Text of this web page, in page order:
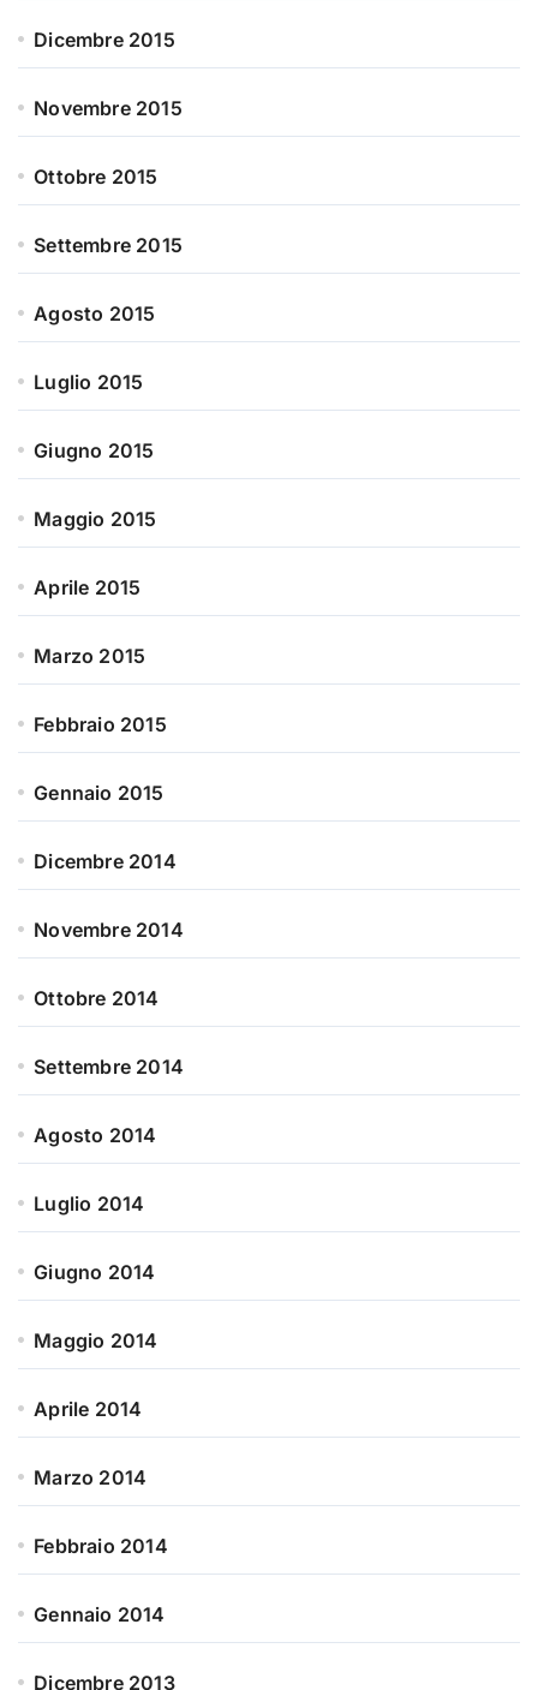
Dicembre 2015
Novembre 2015
Ottobre 2015
Settembre 2015
Agosto 2015
Luglio 2015
Giugno 2015
Maggio 2015
Aprile 2015
Marzo 2015
Febbraio 2015
Gennaio 2015
Dicembre 2014
Novembre 2014
Ottobre 2014
Settembre 2014
Agosto 2014
Luglio 2014
Giugno 2014
Maggio 2014
Aprile 2014
Marzo 2014
Febbraio 2014
Gennaio 2014
Dicembre 2013